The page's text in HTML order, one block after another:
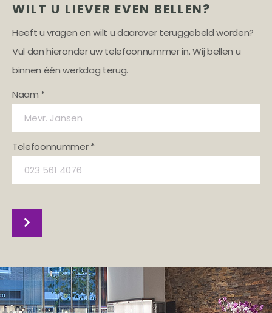
WILT U LIEVER EVEN BELLEN?
Heeft u vragen en wilt u daarover teruggebeld worden?
Vul dan hieronder uw telefoonnummer in. Wij bellen u
binnen één werkdag terug.
Naam *
Telefoonnummer *